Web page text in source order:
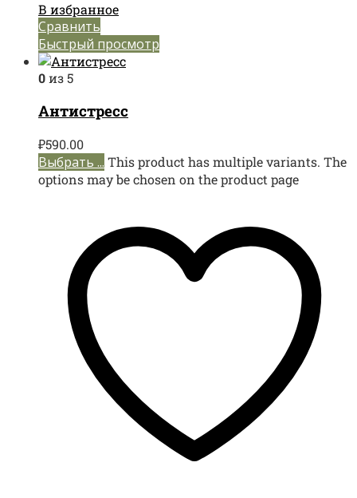
В избранное
Сравнить
Быстрый просмотр
0из 5
Антистресс
₽590.00
Выбрать ... This product has multiple variants. The
options may be chosen on the product page